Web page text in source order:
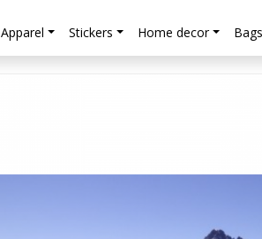
Apparel Stickers Home decor